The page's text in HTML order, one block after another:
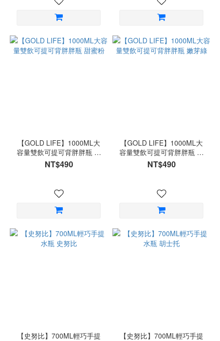
【GOLD LIFE】1000ML大
容量雙飲可提可背胖胖瓶 甜
蜜粉
NT$490
【GOLD LIFE】1000ML大
容量雙飲可提可背胖胖瓶 嫩
芽綠
NT$490
【史努比】700ML輕巧手提
【史努比】700ML輕巧手提